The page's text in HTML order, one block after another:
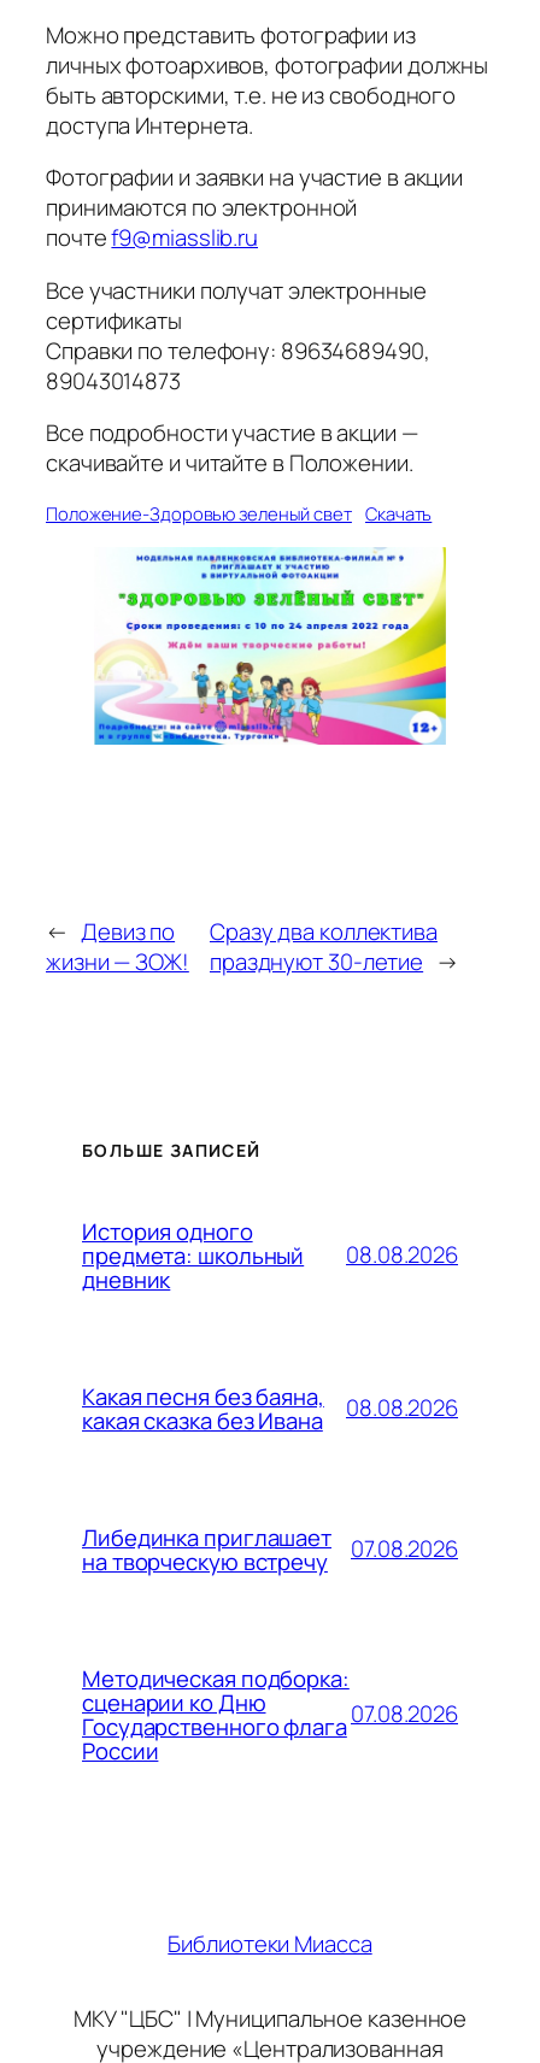
Можно представить фотографии из
личных фотоархивов, фотографии должны
быть авторскими, т.е. не из свободного
доступа Интернета.
Фотографии и заявки на участие в акции
принимаются по электронной
почтеf9@miasslib.ru
Все участники получат электронные
сертификаты
Справки по телефону: 89634689490,
89043014873
Все подробности участие в акции —
скачивайте и читайте в Положении.
Положение-Здоровью зеленый свет Скачать
← Девиз по
жизни — ЗОЖ!
Сразу два коллектива
празднуют 30-летие →
БОЛЬШЕ ЗАПИСЕЙ
История одного
предмета: школьный
дневник
08.08.2026
Какая песня без баяна,
какая сказка без Ивана 08.08.2026
Либединка приглашает
на творческую встречу 07.08.2026
Методическая подборка:
сценарии ко Дню
Государственного флага
России
07.08.2026
Библиотеки Миасса
МКУ "ЦБС" | Муниципальное казенное
учреждение «Централизованная